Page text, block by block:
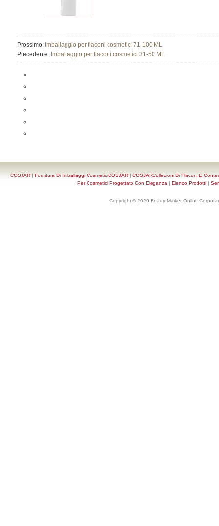
Prossimo: Imballaggio per flaconi cosmetici 71-100 ML
Precedente: Imballaggio per flaconi cosmetici 31-50 ML
COSJAR | Fornitura Di Imballaggi CosmeticiCOSJAR | COSJARCollezioni Di Flaconi E
Per Cosmetici Progettato Con Eleganza | Elenco Prodotti|
Copyright © 2026 Ready-Market Online